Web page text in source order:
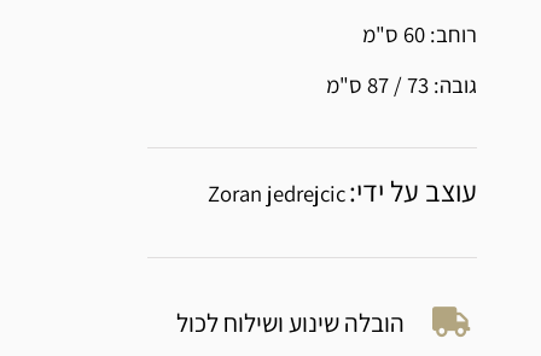
רוחב: 60 ס"מ
גובה: 73 / 87 ס"מ
עוצב על ידי:Zoran jedrejcic
הובלה שינוע ושילוח לכול